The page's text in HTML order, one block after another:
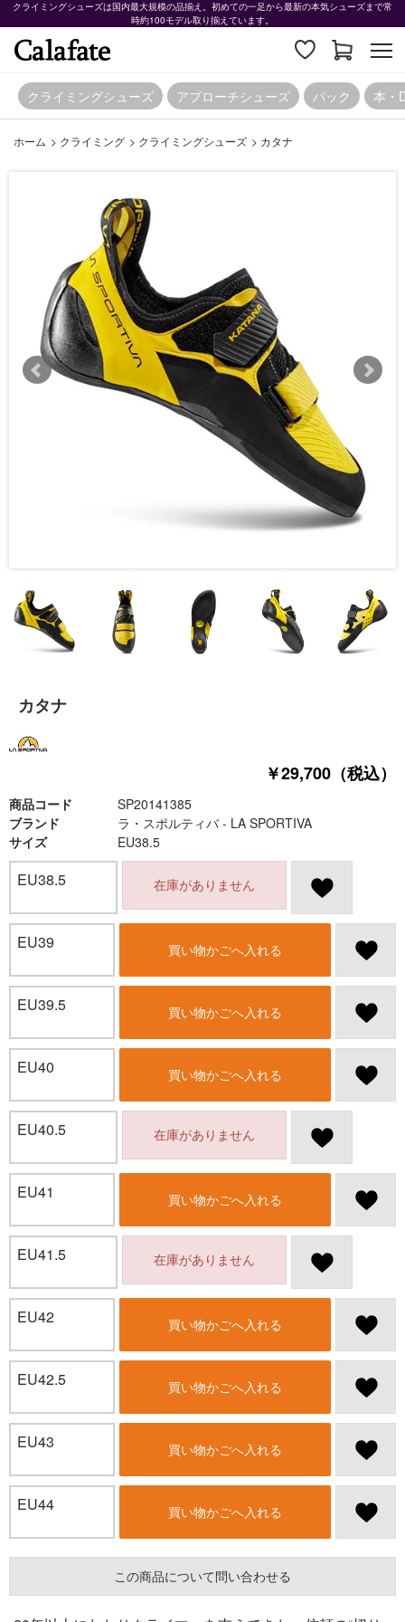
クライミングシューズは国内最大規模の品揃え。初めての一足から最新の本気シューズまで常
時約100モデル取り揃えています。
クライミングシューズ アプローチシューズ パック 本・
ホーム > クライミング > クライミングシューズ > カタナ
カタナ
￥29,700（税込）
商品コード
SP20141385
ブランド
ラ・スポルティバ - LA SPORTIVA
サイズ
EU38.5
EU38.5 在庫がありません
EU39 買い物かごへ入れる
EU39.5 買い物かごへ入れる
EU40 買い物かごへ入れる
EU40.5 在庫がありません
EU41 買い物かごへ入れる
EU41.5 在庫がありません
EU42 買い物かごへ入れる
EU42.5 買い物かごへ入れる
EU43 買い物かごへ入れる
EU44 買い物かごへ入れる
この商品について問い合わせる